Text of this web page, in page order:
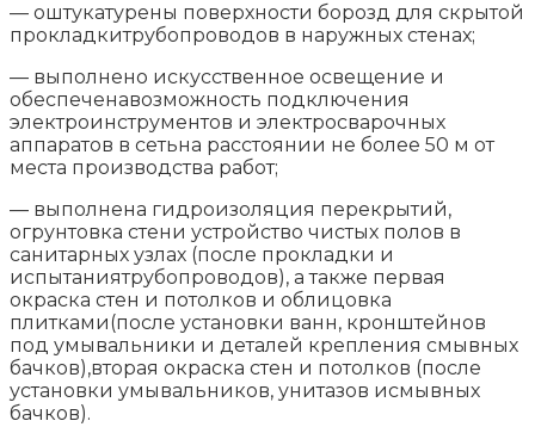
— оштукатурены поверхности борозд для скрытой
прокладкитрубопроводов в наружных стенах;
— выполнено искусственное освещение и
обеспеченавозможность подключения
электроинструментов и электросварочных
аппаратов в сетьна расстоянии не более 50 м от
места производства работ;
— выполнена гидроизоляция перекрытий,
огрунтовка стени устройство чистых полов в
санитарных узлах (после прокладки и
испытаниятрубопроводов), а также первая
окраска стен и потолков и облицовка
плитками(после установки ванн, кронштейнов
под умывальники и деталей крепления смывных
бачков),вторая окраска стен и потолков (после
установки умывальников, унитазов исмывных
бачков).